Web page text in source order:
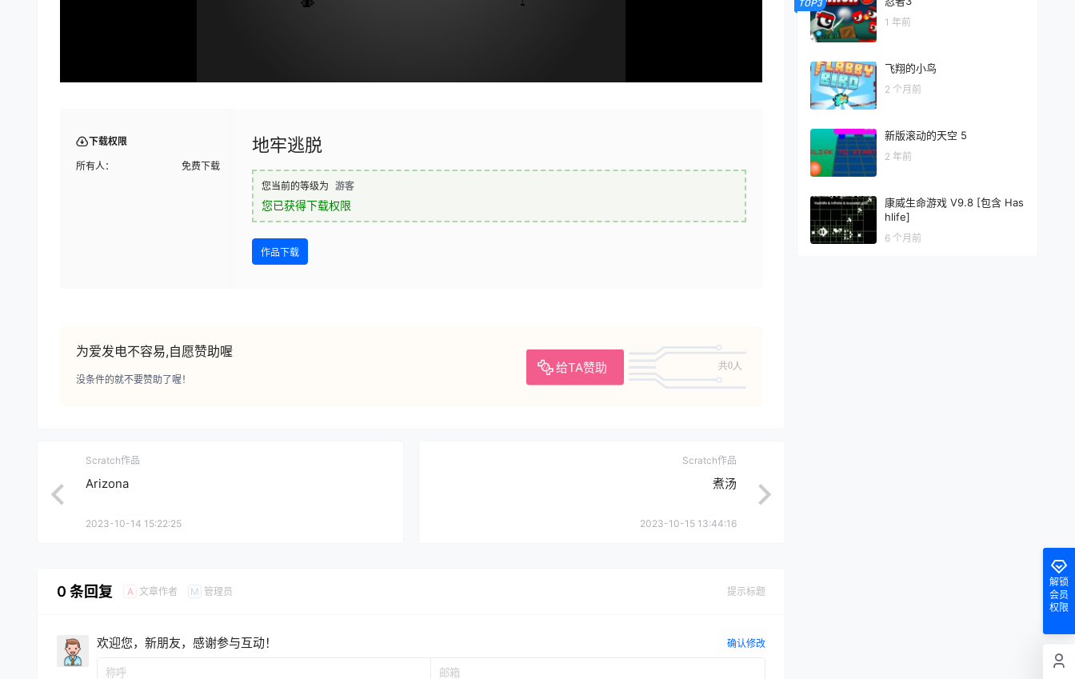
下载权限
所有人： 免费下载
地牢逃脱
您当前的等级为 游客
您已获得下载权限
作品下载
为爱发电不容易,自愿赞助喔
给TA赞助 共0人
没条件的就不要赞助了喔！
Scratch作品
Arizona
2023-10-14 15:22:25
Scratch作品
煮汤
2023-10-15 13:44:16
0 条回复 A 文章作者 M 管理员 提示标题
欢迎您，新朋友，感谢参与互动！ 确认修改
TOP3
1 年前
飞翔的小鸟
2 个月前
新版滚动的天空 5
2 年前
康威生命游戏 V9.8 [包含 Has
hlife]
6 个月前
解锁
会员
权限